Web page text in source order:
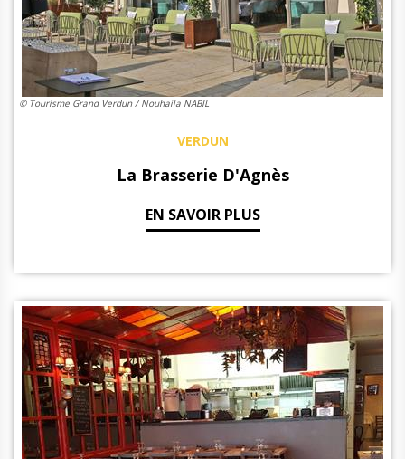
© Tourisme Grand Verdun / Nouhaila NABIL
VERDUN
La Brasserie D'Agnès
EN SAVOIR PLUS